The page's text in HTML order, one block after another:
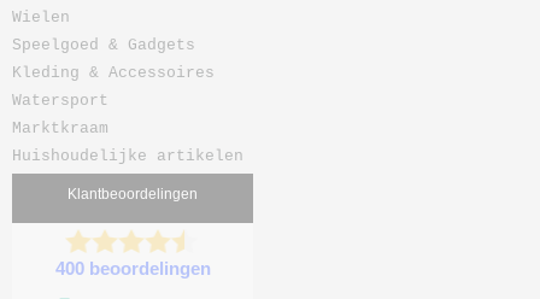
Wielen
Speelgoed & Gadgets
Kleding & Accessoires
Watersport
Marktkraam
Huishoudelijke artikelen